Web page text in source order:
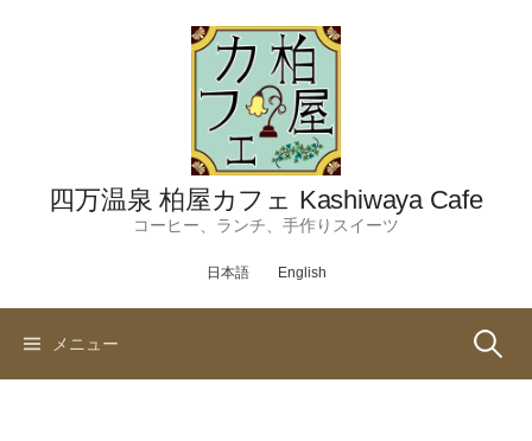
四万温泉 柏屋カフェ Kashiwaya Cafe
コーヒー、ランチ、手作りスイーツ
日本語 English
メニュー 検